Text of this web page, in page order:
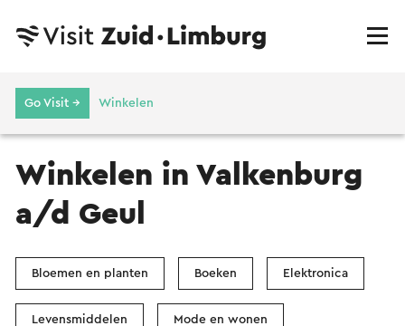
Go Visit → Winkelen
Winkelen in Valkenburg
a/d Geul
Bloemen en planten Boeken Elektronica
Levensmiddelen Mode en wonen